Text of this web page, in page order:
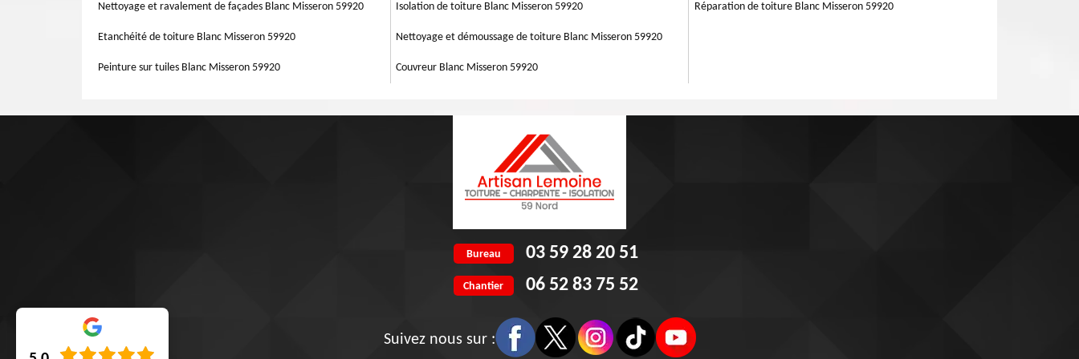
Nettoyage et ravalement de façades Blanc Misseron 59920
Etanchéité de toiture Blanc Misseron 59920
Peinture sur tuiles Blanc Misseron 59920
Isolation de toiture Blanc Misseron 59920
Nettoyage et démoussage de toiture Blanc Misseron 59920
Couvreur Blanc Misseron 59920
Réparation de toiture Blanc Misseron 59920
Bureau 03 59 28 20 51
Chantier 06 52 83 75 52
Suivez nous sur :